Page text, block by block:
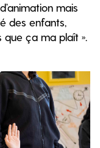
mais
des enfants,
que ça ma plaît ».